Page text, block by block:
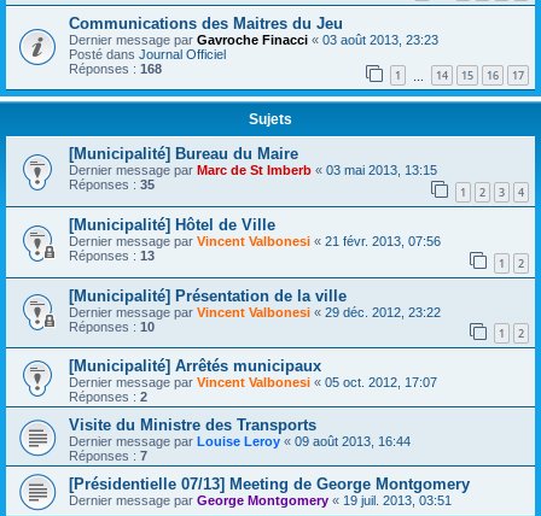
Communications des Maitres du Jeu
Dernier message par Gavroche Finacci « 03 août 2013, 23:23
Posté dans Journal Officiel
Réponses : 168 1 14 15 16 17
Sujets
[Municipalité] Bureau du Maire
Dernier message par Marc de St Imberb « 03 mai 2013, 13:15
Réponses : 35 1 2 3 4
[Municipalité] Hôtel de Ville
Dernier message par Vincent Valbonesi « 21 févr. 2013, 07:56
Réponses : 13 1 2
[Municipalité] Présentation de la ville
Dernier message par Vincent Valbonesi « 29 déc. 2012, 23:22
Réponses : 10 1 2
[Municipalité] Arrêtés municipaux
Dernier message par Vincent Valbonesi « 05 oct. 2012, 17:07
Réponses : 2
Visite du Ministre des Transports
Dernier message par Louise Leroy « 09 août 2013, 16:44
Réponses : 7
[Présidentielle 07/13] Meeting de George Montgomery
Dernier message par George Montgomery « 19 juil. 2013, 03:51